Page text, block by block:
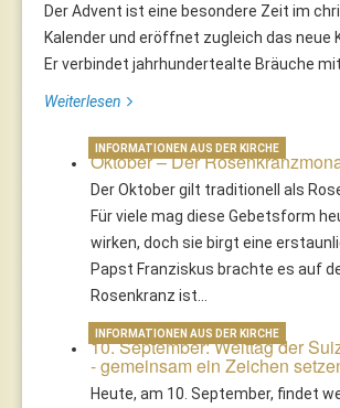
Der Advent ist eine besondere Zeit im
Kalender und eröffnet zugleich das neue
Er verbindet jahrhundertealte Bräuche
Weiterlesen
Oktober – Der
Der Oktober gilt traditionell als
Für viele mag diese Gebetsform
wirken, doch sie birgt eine
Papst Franziskus brachte es auf
Rosenkranz ist…
INFORMATIONEN AUS DER KIRCHE
10. September: Welttag der
- gemeinsam ein Zeichen
Heute, am 10. September, findet
INFORMATIONEN AUS DER KIRCHE